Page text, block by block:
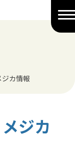
カ情報
ジカ